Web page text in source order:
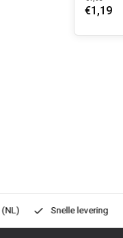
€1,19
Snelle levering